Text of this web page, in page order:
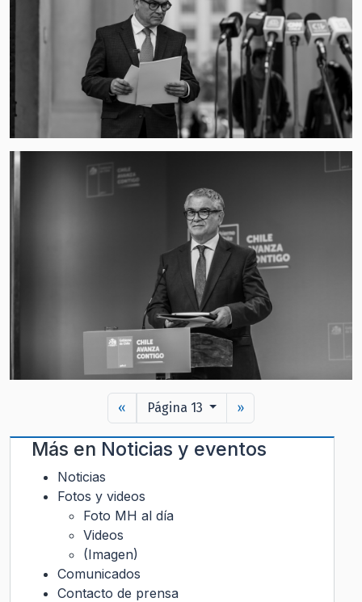
« Página 13 »
Más en Noticias y eventos
Noticias
Fotos y videos
Foto MH al día
Videos
(Imagen)
Comunicados
Contacto de prensa